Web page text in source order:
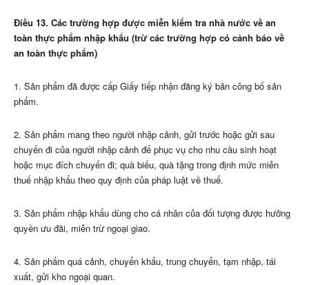
Điều 13. Các trường hợp được miễn kiểm tra nhà nước về an
toàn thực phẩm nhập khẩu (trừ các trường hợp có cảnh báo về
an toàn thực phẩm)
1. Sản phẩm đã được cấp Giấy tiếp nhận đăng ký bản công bố sản
phẩm.
2. Sản phẩm mang theo người nhập cảnh, gửi trước hoặc gửi sau
chuyến đi của người nhập cảnh để phục vụ cho nhu cầu sinh hoạt
hoặc mục đích chuyến đi; quà biếu, quà tặng trong định mức miễn
thuế nhập khẩu theo quy định của pháp luật về thuế.
3. Sản phẩm nhập khẩu dùng cho cá nhân của đối tượng được hưởng
quyền ưu đãi, miễn trừ ngoại giao.
4. Sản phẩm quá cảnh, chuyển khẩu, trung chuyển, tạm nhập, tái
xuất, gửi kho ngoại quan.